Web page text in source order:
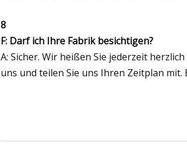
8
F: Darf ich Ihre Fabrik besichtigen?
A: Sicher. Wir heißen Sie jederzeit
uns und teilen Sie uns Ihren Zeitplan